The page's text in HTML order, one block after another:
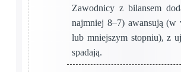
Zawodnicy z bilansem
najmniej 8–7) awansują (w
lub mniejszym stopniu), z
spadają.